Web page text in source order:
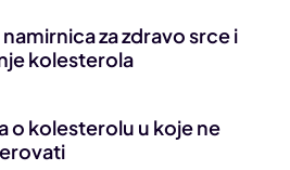
za zdravo srce i
kolesterola
o kolesterolu u koje ne